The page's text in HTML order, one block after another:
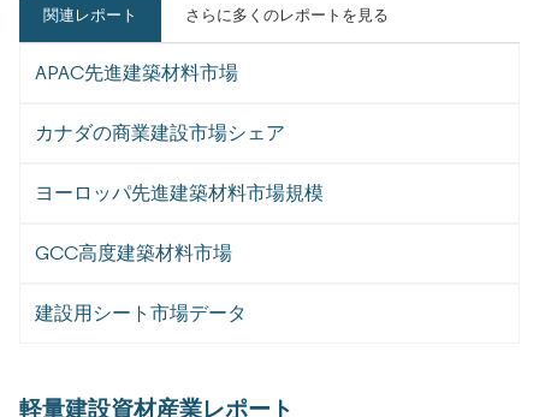
関連レポート さらに多くのレポートを見る
APAC先進建築材料市場
カナダの商業建設市場シェア
ヨーロッパ先進建築材料市場規模
GCC高度建築材料市場
建設用シート市場データ
軽量建設資材産業レポート